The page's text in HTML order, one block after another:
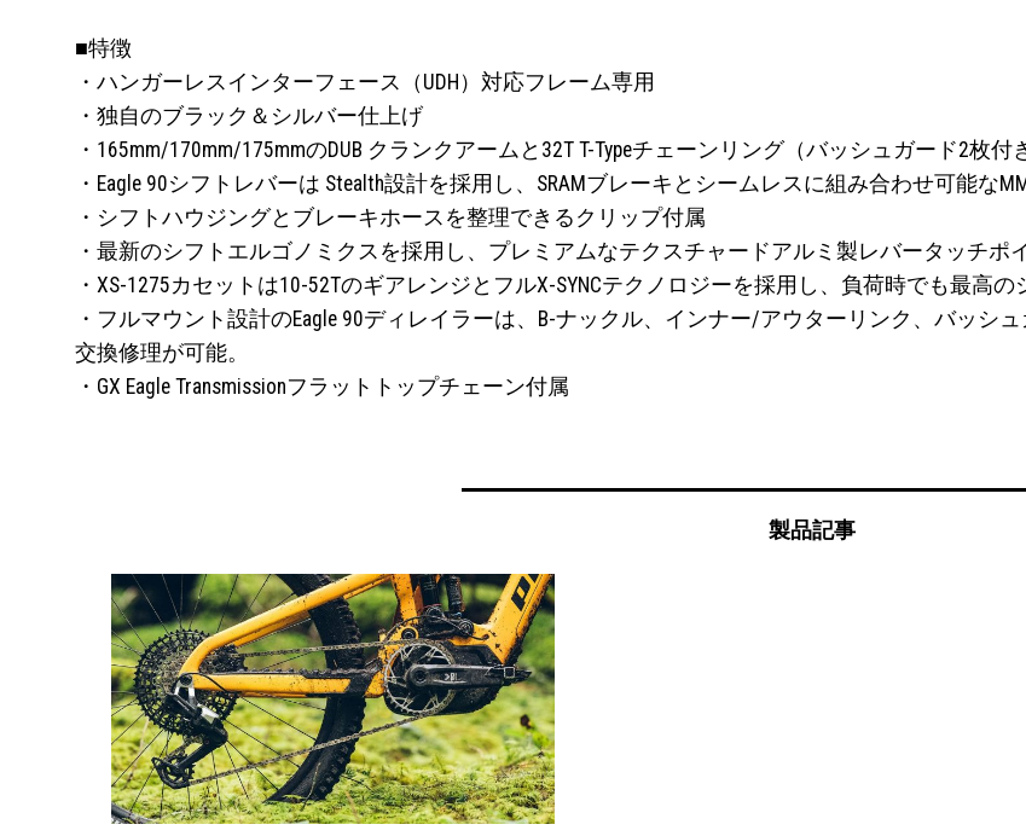
■特徴
・ハンガーレスインターフェース（UDH）対応フレーム専用
・独自のブラック＆シルバー仕上げ
・165mm/170mm/175mmのDUB クランクアームと32T T-Typeチェーンリング（バッシュガード2枚付
・Eagle 90シフトレバーは Stealth設計を採用し、SRAMブレーキとシームレスに組み合わせ可能な
・シフトハウジングとブレーキホースを整理できるクリップ付属
・最新のシフトエルゴノミクスを採用し、プレミアムなテクスチャードアルミ製レバータッチポ
・XS-1275カセットは10-52TのギアレンジとフルX-SYNCテクノロジーを採用し、負荷時でも最高
・フルマウント設計のEagle 90ディレイラーは、B-ナックル、インナー/アウターリンク、バッシ
交換修理が可能。
・GX Eagle Transmissionフラットトップチェーン付属
製品記事